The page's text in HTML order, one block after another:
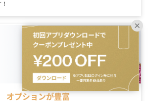
オプションが豊富